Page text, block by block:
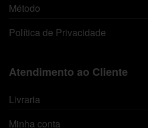
Método
Política de Privacidade
Atendimento ao Cliente
Livraria
Minha conta